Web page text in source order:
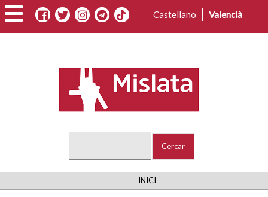
Vés
al
contingut
Castellano Valencià
FIL
INICI